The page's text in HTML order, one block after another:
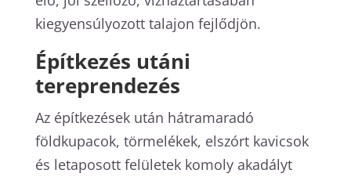
kiegyensúlyozott talajon fejlődjön.
Építkezés utáni
tereprendezés
Az építkezések után hátramaradó
földkupacok, törmelékek, elszórt kavicsok
és letaposott felületek komoly akadályt